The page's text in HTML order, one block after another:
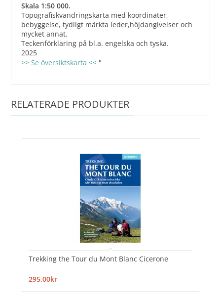
Skala 1:50 000.
Topografiskvandringskarta med koordinater,
bebyggelse, tydligt märkta leder,höjdangivelser och
mycket annat.
Teckenförklaring på bl.a. engelska och tyska.
2025
>> Se översiktskarta << "
RELATERADE PRODUKTER
Trekking the Tour du Mont Blanc Cicerone
295,00kr